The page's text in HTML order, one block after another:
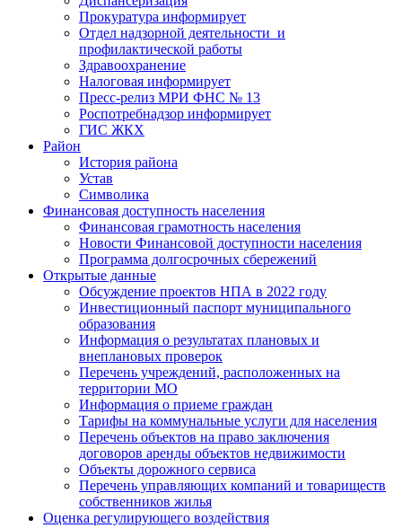
Прокуратура информирует
Отдел надзорной деятельности и
профилактической работы
Здравоохранение
Налоговая информирует
Пресс-релиз МРИ ФНС № 13
Роспотребнадзор информирует
ГИС ЖКХ
Район
История района
Устав
Символика
Финансовая доступность населения
Финансовая грамотность населения
Новости Финансовой доступности населения
Программа долгосрочных сбережений
Открытые данные
Обсуждение проектов НПА в 2022 году
Инвестиционный паспорт муниципального
образования
Информация о результатах плановых и
внеплановых проверок
Перечень учреждений, расположенных на
территории МО
Информация о приеме граждан
Тарифы на коммунальные услуги для населения
Перечень объектов на право заключения
договоров аренды объектов недвижимости
Объекты дорожного сервиса
Перечень управляющих компаний и товариществ
собственников жилья
Оценка регулирующего воздействия